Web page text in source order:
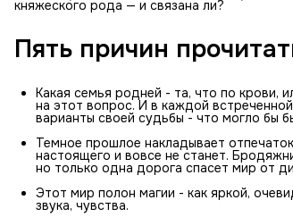
княжеского рода — и связана ли?
Пять причин
Какая семья родней - та, что по крови,
на этот вопрос. И в каждой
варианты своей судьбы - что могло бы
Темное прошлое накладывает
настоящего и вовсе не станет.
но только одна дорога спасет мир от
Этот мир полон магии - как яркой,
звука, чувства.